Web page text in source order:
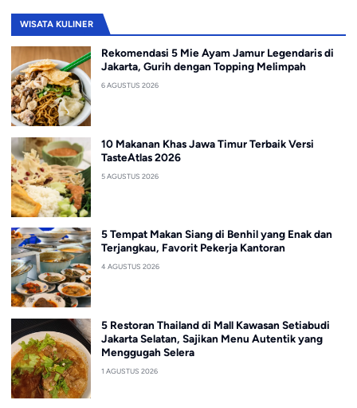
WISATA KULINER
Rekomendasi 5 Mie Ayam Jamur Legendaris di
Jakarta, Gurih dengan Topping Melimpah
6 AGUSTUS 2026
10 Makanan Khas Jawa Timur Terbaik Versi
TasteAtlas 2026
5 AGUSTUS 2026
5 Tempat Makan Siang di Benhil yang Enak dan
Terjangkau, Favorit Pekerja Kantoran
4 AGUSTUS 2026
5 Restoran Thailand di Mall Kawasan Setiabudi
Jakarta Selatan, Sajikan Menu Autentik yang
Menggugah Selera
1 AGUSTUS 2026